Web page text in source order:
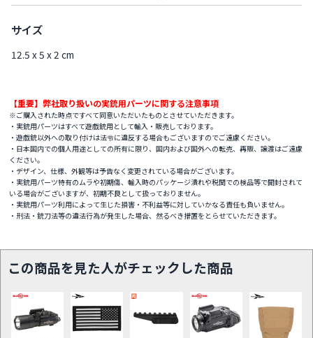
サイズ
12.5 x 5 x 2 cm
【重要】弊社取り扱いの実銃用パーツに関する注意事項
※ご購入された時点ですべて同意いただいたものとさせていただきます。
・実銃用パーツはすべて遊戯銃用として輸入・販売しております。
・遊戯銃以外への取り付けは法令に違反する場合もございますのでご遠慮ください。
・日本国内での個人用途としての所有に限り、国内および国外への転売、再販、譲渡はご遠慮
ください。
・デザイン、仕様、外観等は予告なく変更されている場合がございます。
・実銃用パーツ特有のムラや初期傷、輸入時のパッケージ潰れや税関での検品等で開封されて
いる場合がございますが、初期不良として扱っておりません。
・実銃用パーツ利用によって生じた損害・不利益等に対していかなる責任も負いません。
・刑法・銃刀法等の違法行為が発生した場合、然るべき措置をとらせていただきます。
この商品を見た人がチェックした商品